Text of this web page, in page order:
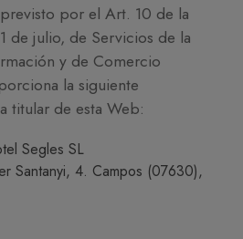
por el Art. 10 de la
de julio, de Servicios de la
y de Comercio
la siguiente
titular de esta Web:
Segles SL
Santanyi, 4. Campos (07630),